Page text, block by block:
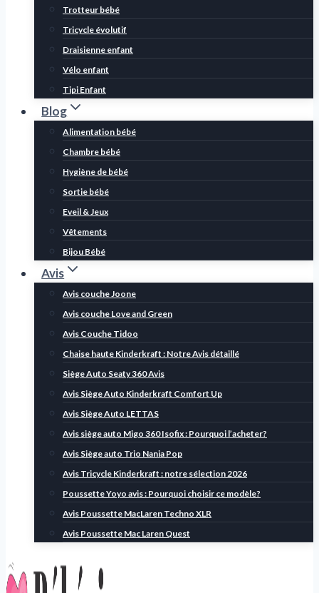
Trotteur bébé
Tricycle évolutif
Draisienne enfant
Vélo enfant
Tipi Enfant
Blog
Alimentation bébé
Chambre bébé
Hygiène de bébé
Sortie bébé
Eveil & Jeux
Vêtements
Bijou Bébé
Avis
Avis couche Joone
Avis couche Love and Green
Avis Couche Tidoo
Chaise haute Kinderkraft : Notre Avis détaillé
Siège Auto Seaty 360 Avis
Avis Siège Auto Kinderkraft Comfort Up
Avis Siège Auto LETTAS
Avis siège auto Migo 360 Isofix : Pourquoi l’acheter?
Avis Siège auto Trio Nania Pop
Avis Tricycle Kinderkraft : notre sélection 2026
Poussette Yoyo avis : Pourquoi choisir ce modèle?
Avis Poussette MacLaren Techno XLR
Avis Poussette Mac Laren Quest